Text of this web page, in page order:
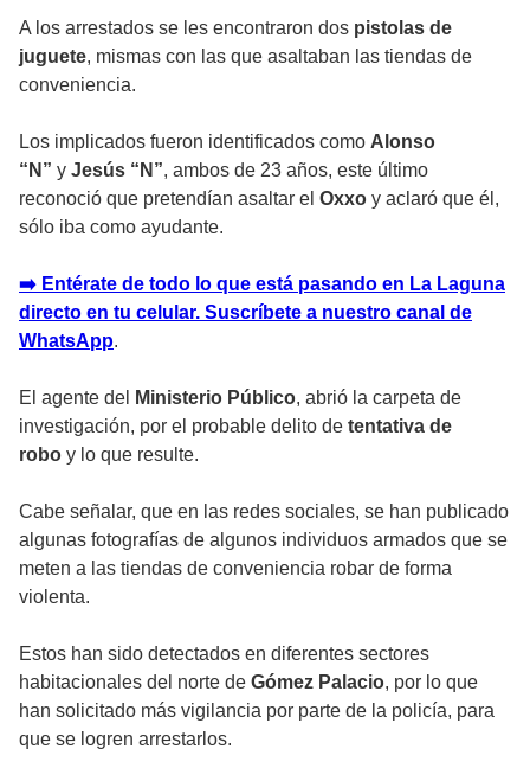
A los arrestados se les encontraron dos pistolas de
juguete, mismas con las que asaltaban las tiendas de
conveniencia.
Los implicados fueron identificados como Alonso
“N” y Jesús “N”, ambos de 23 años, este último
reconoció que pretendían asaltar el Oxxo y aclaró que él,
sólo iba como ayudante.
➡️ Entérate de todo lo que está pasando en La Laguna
directo en tu celular. Suscríbete a nuestro canal de
WhatsApp.
El agente del Ministerio Público, abrió la carpeta de
investigación, por el probable delito de tentativa de
robo y lo que resulte.
Cabe señalar, que en las redes sociales, se han publicado
algunas fotografías de algunos individuos armados que se
meten a las tiendas de conveniencia robar de forma
violenta.
Estos han sido detectados en diferentes sectores
habitacionales del norte de Gómez Palacio, por lo que
han solicitado más vigilancia por parte de la policía, para
que se logren arrestarlos.